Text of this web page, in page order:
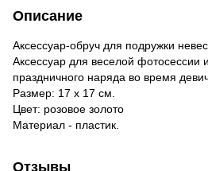
Описание
Аксессуар-обруч для подружки
Аксессуар для веселой фотосессии
праздничного наряда во время
Размер: 17 х 17 см.
Цвет: розовое золото
Материал - пластик.
Отзывы